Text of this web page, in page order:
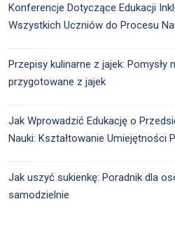
Konferencje Dotyczące Edukacji
Wszystkich Uczniów do Procesu
Przepisy kulinarne z jajek: Pomysły
przygotowane z jajek
Jak Wprowadzić Edukację o
Nauki: Kształtowanie Umiejętności
Jak uszyć sukienkę: Poradnik dla
samodzielnie